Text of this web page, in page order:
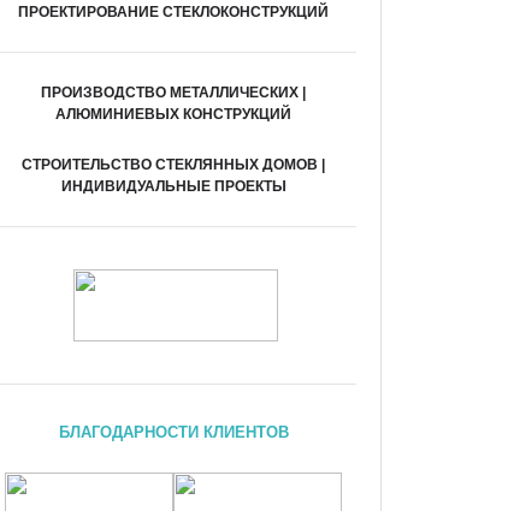
ПРОЕКТИРОВАНИЕ СТЕКЛОКОНСТРУКЦИЙ
ПРОИЗВОДСТВО МЕТАЛЛИЧЕСКИХ |
АЛЮМИНИЕВЫХ КОНСТРУКЦИЙ
СТРОИТЕЛЬСТВО СТЕКЛЯННЫХ ДОМОВ |
ИНДИВИДУАЛЬНЫЕ ПРОЕКТЫ
БЛАГОДАРНОСТИ КЛИЕНТОВ